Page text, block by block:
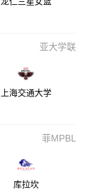
亚大学联
上海交通大学
菲MPBL
库拉坎